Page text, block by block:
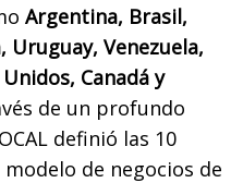
Argentina, Brasil,
Uruguay, Venezuela,
Canadá y
de un profundo
definió las 10
de negocios de